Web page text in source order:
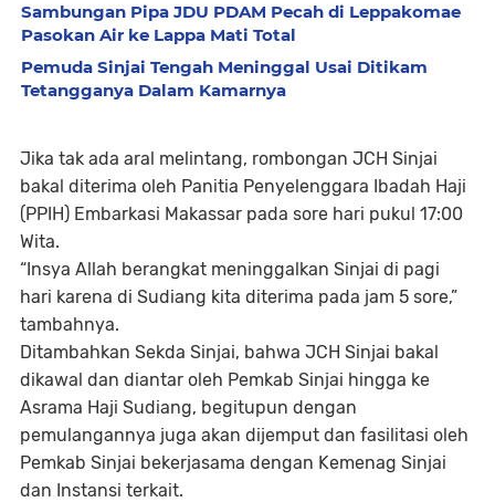
Sambungan Pipa JDU PDAM Pecah di Leppakomae
Pasokan Air ke Lappa Mati Total
Pemuda Sinjai Tengah Meninggal Usai Ditikam
Tetangganya Dalam Kamarnya
Jika tak ada aral melintang, rombongan JCH Sinjai
bakal diterima oleh Panitia Penyelenggara Ibadah Haji
(PPIH) Embarkasi Makassar pada sore hari pukul 17:00
Wita.
“Insya Allah berangkat meninggalkan Sinjai di pagi
hari karena di Sudiang kita diterima pada jam 5 sore,”
tambahnya.
Ditambahkan Sekda Sinjai, bahwa JCH Sinjai bakal
dikawal dan diantar oleh Pemkab Sinjai hingga ke
Asrama Haji Sudiang, begitupun dengan
pemulangannya juga akan dijemput dan fasilitasi oleh
Pemkab Sinjai bekerjasama dengan Kemenag Sinjai
dan Instansi terkait.